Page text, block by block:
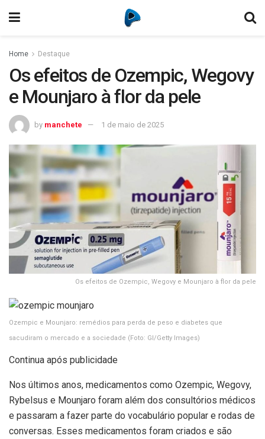
Home Destaque
Os efeitos de Ozempic, Wegovy
e Mounjaro à flor da pele
by manchete 1 de maio de 2025
Os efeitos de Ozempic, Wegovy e Mounjaro à flor da pele
Ozempic e Mounjaro: remédios para perda de peso e diabetes que
sacudiram o mercado e a sociedade (Foto: GI/Getty Images)
Continua após publicidade
Nos últimos anos, medicamentos como Ozempic, Wegovy,
Rybelsus e Mounjaro foram além dos consultórios médicos
e passaram a fazer parte do vocabulário popular e rodas de
conversas. Esses medicamentos foram criados e são